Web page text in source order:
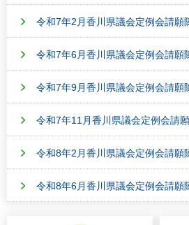
令和7年2月香川県議会定例会請願
令和7年6月香川県議会定例会請願
令和7年9月香川県議会定例会請願
令和7年11月香川県議会定例会請
令和8年2月香川県議会定例会請願
令和8年6月香川県議会定例会請願